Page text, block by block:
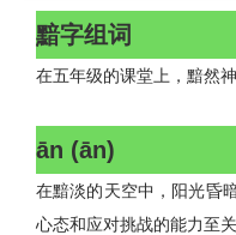
黯字组词
在五年级的课堂上，黯然
ān (ān)
在黯淡的天空中，阳光昏
心态和应对挑战的能力至关